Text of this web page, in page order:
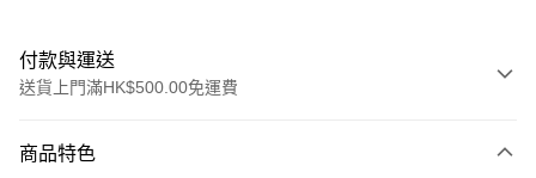
付款與運送
送貨上門滿HK$500.00免運費
信用卡
商品特色